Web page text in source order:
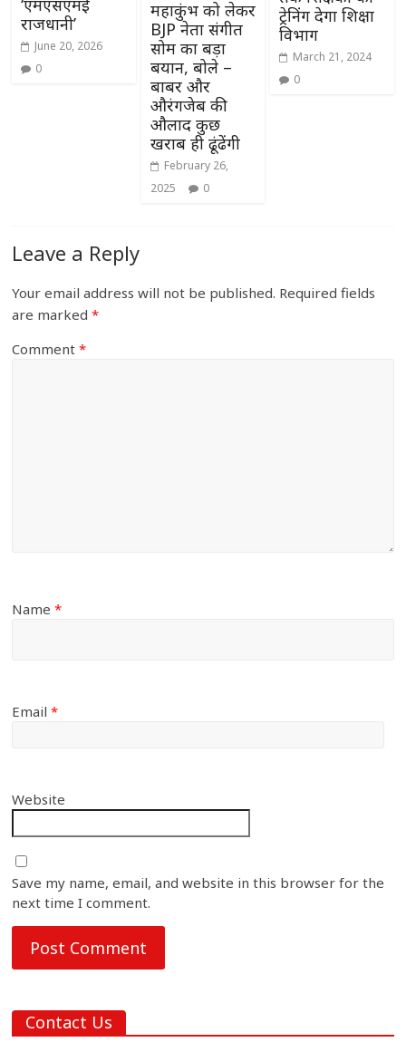
राजधानी’
June 20, 2026
0
महाकुंभ को लेकर
BJP नेता संगीत
सोम का बड़ा
बयान, बोले –
बाबर और
औरंगजेब की
औलाद कुछ
खराब ही ढूंढेंगी
February 26,
2025
0
ट्रेनिंग देगा शिक्षा
विभाग
March 21, 2024
0
Leave a Reply
Your email address will not be published. Required fields
are marked*
Comment*
Name*
Email*
Website
Save my name, email, and website in this browser for the
next time I comment.
Contact Us